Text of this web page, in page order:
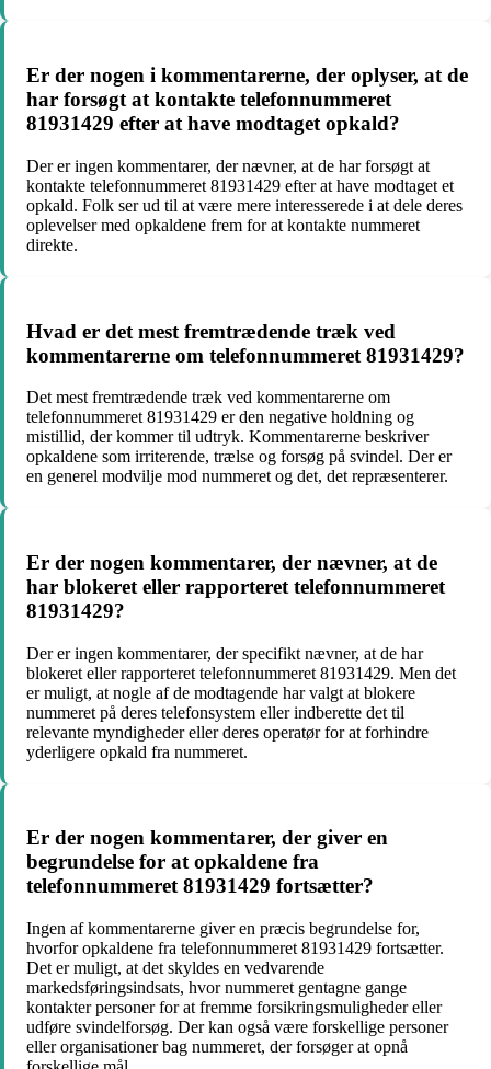
Er der nogen i kommentarerne, der oplyser, at de
har forsøgt at kontakte telefonnummeret
81931429 efter at have modtaget opkald?
Der er ingen kommentarer, der nævner, at de har forsøgt at
kontakte telefonnummeret 81931429 efter at have modtaget et
opkald. Folk ser ud til at være mere interesserede i at dele deres
oplevelser med opkaldene frem for at kontakte nummeret
direkte.
Hvad er det mest fremtrædende træk ved
kommentarerne om telefonnummeret 81931429?
Det mest fremtrædende træk ved kommentarerne om
telefonnummeret 81931429 er den negative holdning og
mistillid, der kommer til udtryk. Kommentarerne beskriver
opkaldene som irriterende, trælse og forsøg på svindel. Der er
en generel modvilje mod nummeret og det, det repræsenterer.
Er der nogen kommentarer, der nævner, at de
har blokeret eller rapporteret telefonnummeret
81931429?
Der er ingen kommentarer, der specifikt nævner, at de har
blokeret eller rapporteret telefonnummeret 81931429. Men det
er muligt, at nogle af de modtagende har valgt at blokere
nummeret på deres telefonsystem eller indberette det til
relevante myndigheder eller deres operatør for at forhindre
yderligere opkald fra nummeret.
Er der nogen kommentarer, der giver en
begrundelse for at opkaldene fra
telefonnummeret 81931429 fortsætter?
Ingen af kommentarerne giver en præcis begrundelse for,
hvorfor opkaldene fra telefonnummeret 81931429 fortsætter.
Det er muligt, at det skyldes en vedvarende
markedsføringsindsats, hvor nummeret gentagne gange
kontakter personer for at fremme forsikringsmuligheder eller
udføre svindelforsøg. Der kan også være forskellige personer
eller organisationer bag nummeret, der forsøger at opnå